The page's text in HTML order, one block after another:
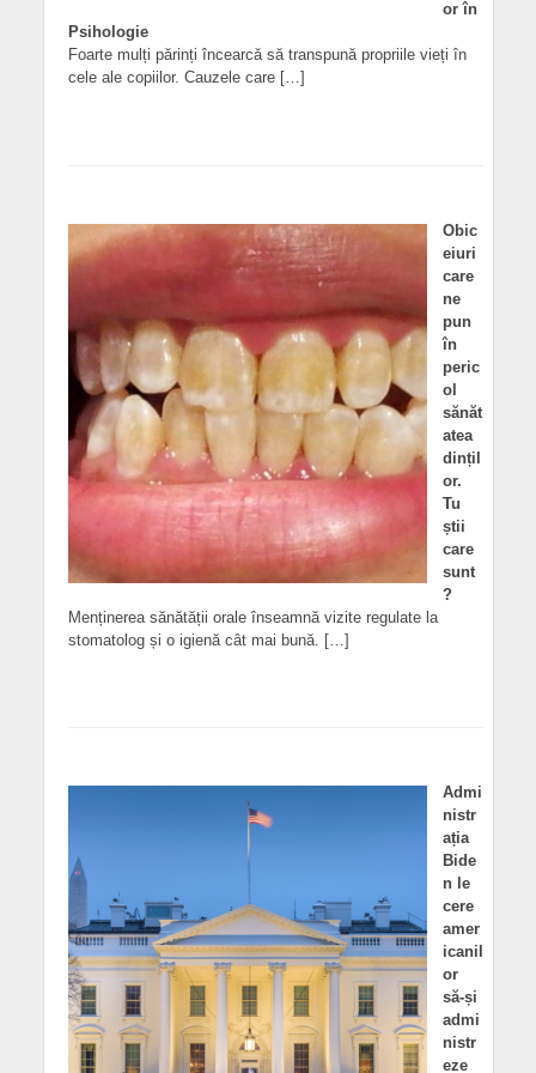
or în
Psihologie
Foarte mulți părinți încearcă să transpună propriile vieți în
cele ale copiilor. Cauzele care […]
Obic
eiuri
care
ne
pun
în
peric
ol
sănăt
atea
dințil
or.
Tu
știi
care
sunt
?
Menținerea sănătății orale înseamnă vizite regulate la
stomatolog și o igienă cât mai bună. […]
Admi
nistr
ația
Bide
n le
cere
amer
icanil
or
să-și
admi
nistr
eze